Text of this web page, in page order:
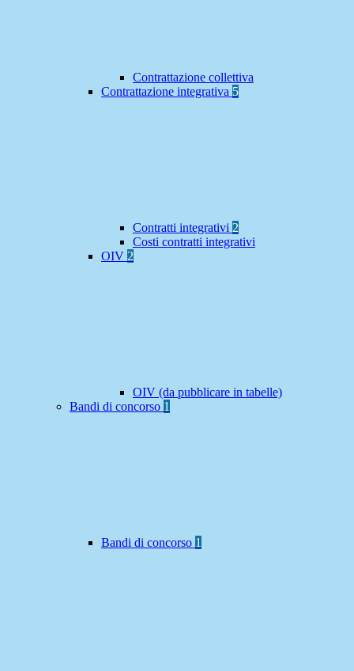
Contrattazione collettiva
Contrattazione integrativa 5
Contratti integrativi 2
Costi contratti integrativi
OIV 2
OIV (da pubblicare in tabelle)
Bandi di concorso 1
Bandi di concorso 1